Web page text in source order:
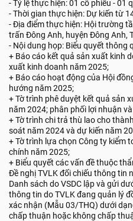
- Tỷ lệ thực hiện: 01 cổ phiếu - 01
- Thời gian thực hiện: Dự kiến từ
- Địa điểm thực hiện: Hội trường
trấn Đông Anh, huyện Đông Anh,
- Nội dung họp: Biểu quyết thông
+ Báo cáo kết quả sản xuất kinh
xuất kinh doanh năm 2025;
+ Báo cáo hoạt động của Hội
hướng năm 2025;
+ Tờ trình phê duyệt kết quả sản
năm 2024; phân phối lợi nhuận
+ Tờ trình chi trả thù lao cho
soát năm 2024 và dự kiến năm
+ Tờ trình lựa chọn Công ty kiểm
chính năm 2025;
+ Biểu quyết các vấn đề thuộc
Đề nghị TVLK đối chiếu thông tin
Danh sách do VSDC lập và gửi
thông tin do TVLK đang quản lý
xác nhận (Mẫu 03/THQ) dưới
chấp thuận hoặc không chấp